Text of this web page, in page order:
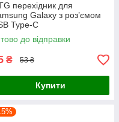
перехідник для
Galaxy з роз’ємом
Type-C
до відправки
₴ 53 ₴
Купити